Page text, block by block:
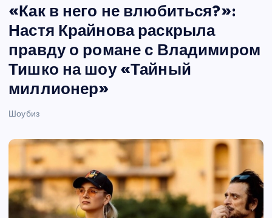
«Как в него не влюбиться?»:
Настя Крайнова раскрыла
правду о романе с Владимиром
Тишко на шоу «Тайный
миллионер»
Шоубиз